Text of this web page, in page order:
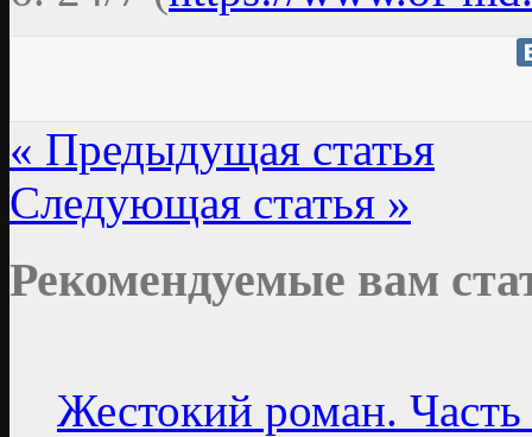
« Предыдущая статья
Следующая статья »
Рекомендуемые вам
Жестокий роман.